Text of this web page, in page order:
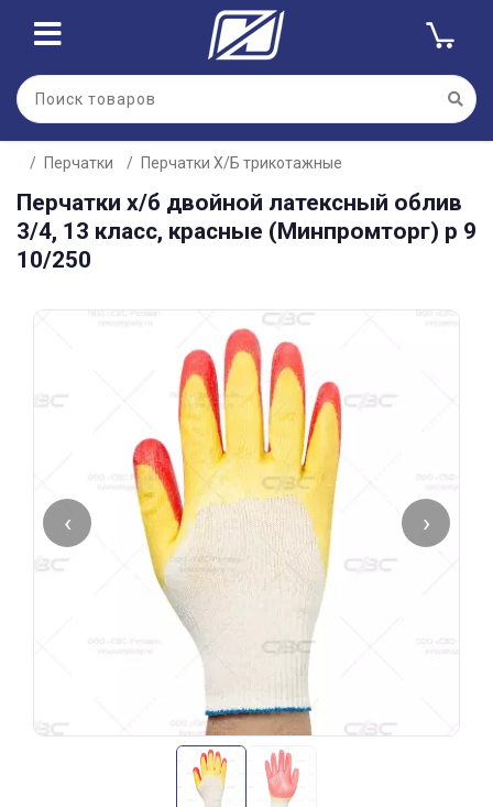
Перчатки Перчатки Х/Б трикотажные
Перчатки х/б двойной латексный облив
3/4, 13 класс, красные (Минпромторг) р 9
10/250
‹ ›
Для клиентов всех банков
Разбейте
оплатуна части
без переплат
Сегодня
Добавляйте товары
в корзину
Оплачивайте сегодня только
% картой любого банка
Получайте товар
выбранный способом